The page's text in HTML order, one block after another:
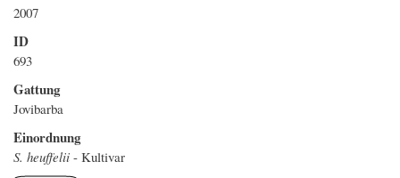
2007
ID
693
Gattung
Jovibarba
Einordnung
S. heuffelii - Kultivar